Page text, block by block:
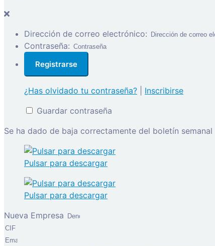
Dirección de correo electrónico:
Contraseña:
¿Has olvidado tu contraseña?
Inscribirse
Guardar contraseña
Se ha dado de baja correctamente del boletín semanal
Pulsar para descargar
Pulsar para descargar
Nueva Empresa